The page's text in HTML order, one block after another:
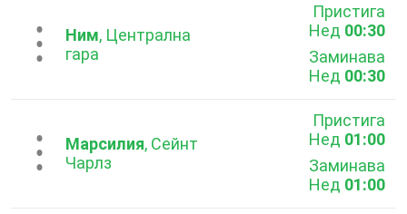
...
Ним, Централна
гара
Пристига
Нед 00:30
Заминава
Нед 00:30
...Марсилия, Сейнт
Чарлз
Пристига
Нед 01:00
Заминава
Нед 01:00